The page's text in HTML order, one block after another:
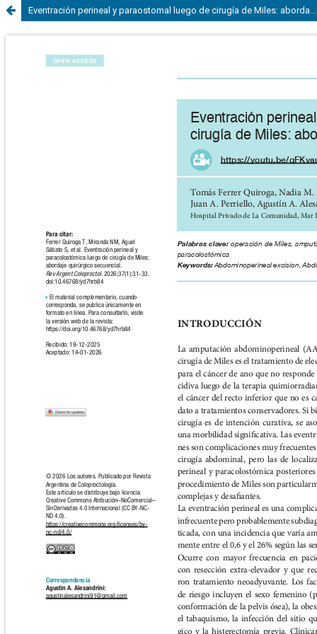
Eventración perineal y paraostomal luego de cirugía de Miles: abordaje quirúrgico secuencial